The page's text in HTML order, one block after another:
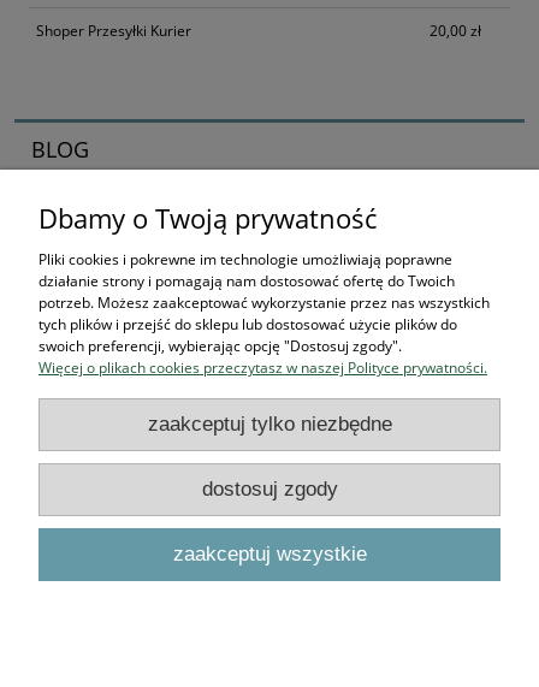
Shoper Przesyłki Kurier 20,00 zł
BLOG
Zaczynamy kolekcjonerska przygodę
16-04-2026 , Stworek
Jak zacząć kolekcjonować
figurki? Przewodnik dla
przyszłych bohaterów
Podstawowe informacje
O NAS
Dbamy o Twoją prywatność
Pliki cookies i pokrewne im technologie umożliwiają poprawne
działanie strony i pomagają nam dostosować ofertę do Twoich
potrzeb. Możesz zaakceptować wykorzystanie przez nas wszystkich
tych plików i przejść do sklepu lub dostosować użycie plików do
swoich preferencji, wybierając opcję "Dostosuj zgody".
Więcej o plikach cookies przeczytasz w naszej Polityce prywatności.
zaakceptuj tylko niezbędne
dostosuj zgody
zaakceptuj wszystkie